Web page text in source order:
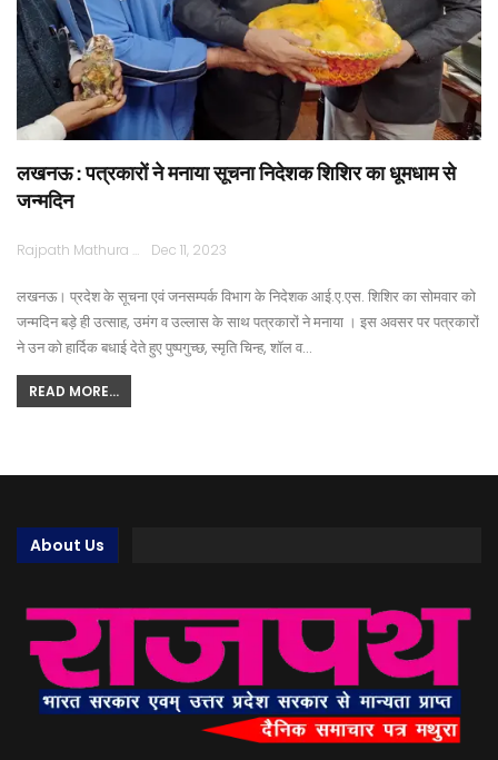
लखनऊ : पत्रकारों ने मनाया सूचना निदेशक शिशिर का धूमधाम से
जन्मदिन
Rajpath Mathura Dec 11, 2023
लखनऊ। प्रदेश के सूचना एवं जनसम्पर्क विभाग के निदेशक आई.ए.एस. शिशिर का सोमवार को
जन्मदिन बड़े ही उत्साह, उमंग व उल्लास के साथ पत्रकारों ने मनाया । इस अवसर पर पत्रकारों
ने उन को हार्दिक बधाई देते हुए पुष्पगुच्छ, स्मृति चिन्ह, शॉल व…
READ MORE...
About Us